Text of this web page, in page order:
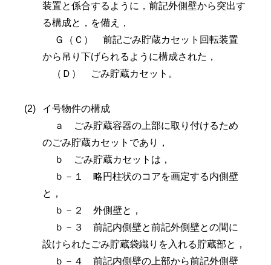
装置と係合するように，前記外側壁から突出す
る構成と，を備え，
Ｇ（Ｃ） 前記ごみ貯蔵カセット回転装置
から吊り下げられるように構成された，
（Ｄ） ごみ貯蔵カセット。
イ号物件の構成
ａ ごみ貯蔵容器の上部に取り付けるため
のごみ貯蔵カセットであり，
ｂ ごみ貯蔵カセットは，
ｂ－１ 略円柱状のコアを画定する内側壁
と，
ｂ－２ 外側壁と，
ｂ－３ 前記内側壁と前記外側壁との間に
設けられたごみ貯蔵袋織りを入れる貯蔵部と，
ｂ－４ 前記内側壁の上部から前記外側壁